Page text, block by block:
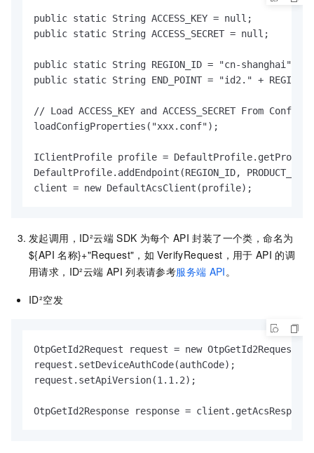
public static String ACCESS_KEY = null;
public static String ACCESS_SECRET = null;
public static String REGION_ID = "cn-shanghai";
public static String END_POINT = "id2." +
// Load ACCESS_KEY and ACCESS_SECRET From Config
loadConfigProperties("xxx.conf");
IClientProfile profile =
DefaultProfile.addEndpoint(REGION_ID,
client = new DefaultAcsClient(profile);
发起调用，ID²云端 SDK 为每个 API 封装了一个类，命名为
${API 名称}+"Request"，如 VerifyRequest，用于 API 的调
用请求，ID²云端 API 列表请参考服务端 API。
ID²空发
OtpGetId2Request request = new OtpGetId2Request();
request.setDeviceAuthCode(authCode);
request.setApiVersion(1.1.2);
OtpGetId2Response response =